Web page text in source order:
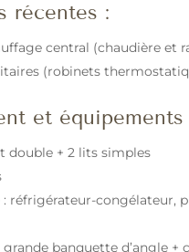
récentes :
central (chaudière et
(robinets
et équipements
double + 2 lits simples
: réfrigérateur-congélateur,
grande banquette d’angle